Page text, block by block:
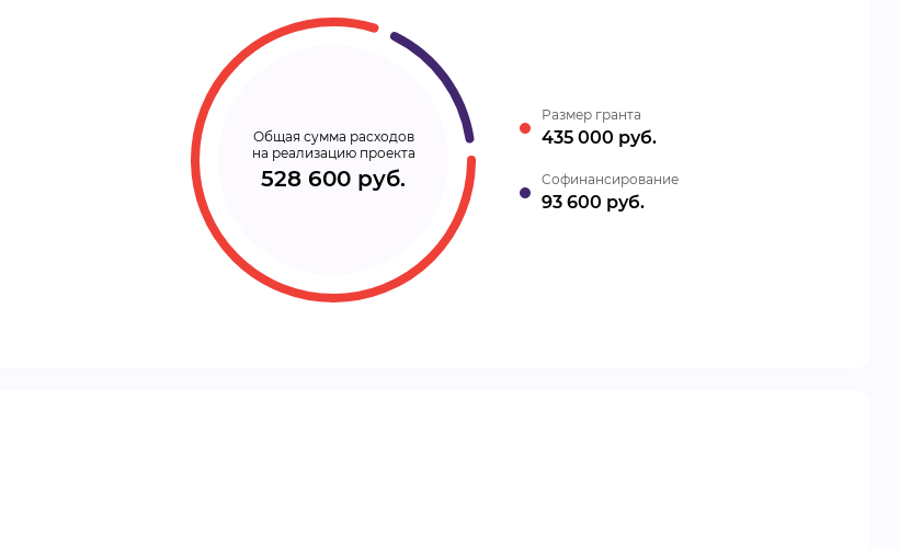
Общая сумма расходов
на реализацию проекта
528 600 руб.
Размер гранта
435 000 руб.
Cофинансирование
93 600 руб.